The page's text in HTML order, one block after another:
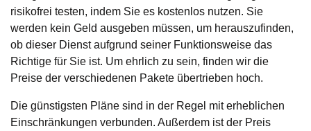
risikofrei testen, indem Sie es kostenlos nutzen. Sie
werden kein Geld ausgeben müssen, um herauszufinden,
ob dieser Dienst aufgrund seiner Funktionsweise das
Richtige für Sie ist. Um ehrlich zu sein, finden wir die
Preise der verschiedenen Pakete übertrieben hoch.
Die günstigsten Pläne sind in der Regel mit erheblichen
Einschränkungen verbunden. Außerdem ist der Preis